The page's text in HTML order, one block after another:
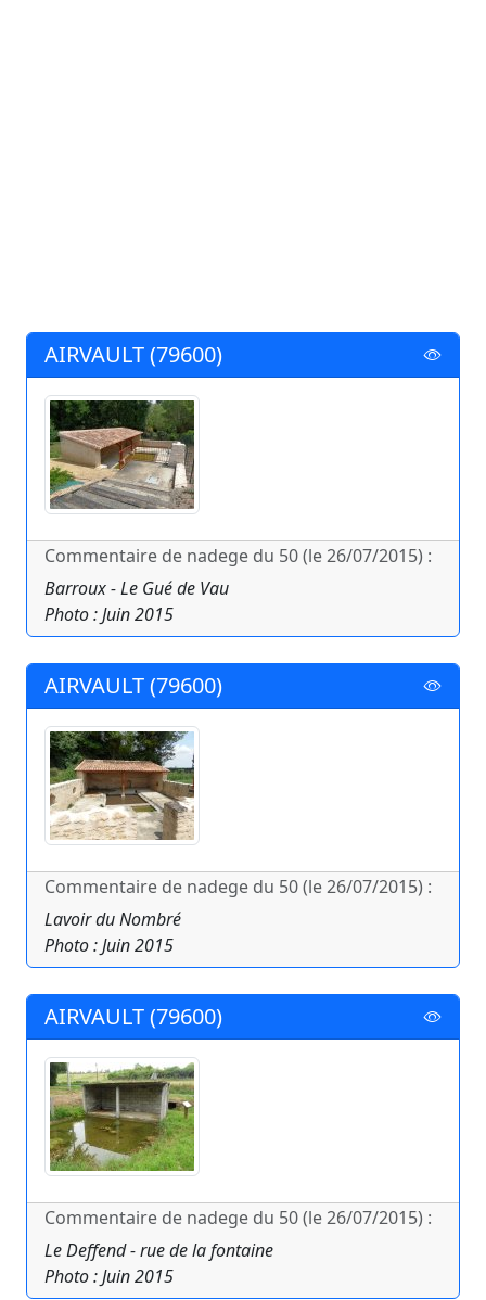
AIRVAULT (79600)
Commentaire de nadege du 50 (le 26/07/2015) :
Barroux - Le Gué de Vau
Photo : Juin 2015
AIRVAULT (79600)
Commentaire de nadege du 50 (le 26/07/2015) :
Lavoir du Nombré
Photo : Juin 2015
AIRVAULT (79600)
Commentaire de nadege du 50 (le 26/07/2015) :
Le Deffend - rue de la fontaine
Photo : Juin 2015